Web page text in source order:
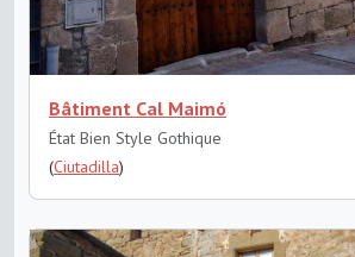
Bâtiment Cal Maimó
État Bien Style Gothique
(Ciutadilla)